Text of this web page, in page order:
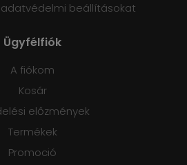
beállításokat
Ügyfélfiók
A fiókom
Kosár
előzmények
Termékek
Promoció